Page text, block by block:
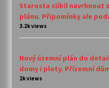
Starosta slíbil navrhnout
plánu. Připomínky ale
3.2k views
Nový územní plán do
domy i ploty. Přízemní
2k views